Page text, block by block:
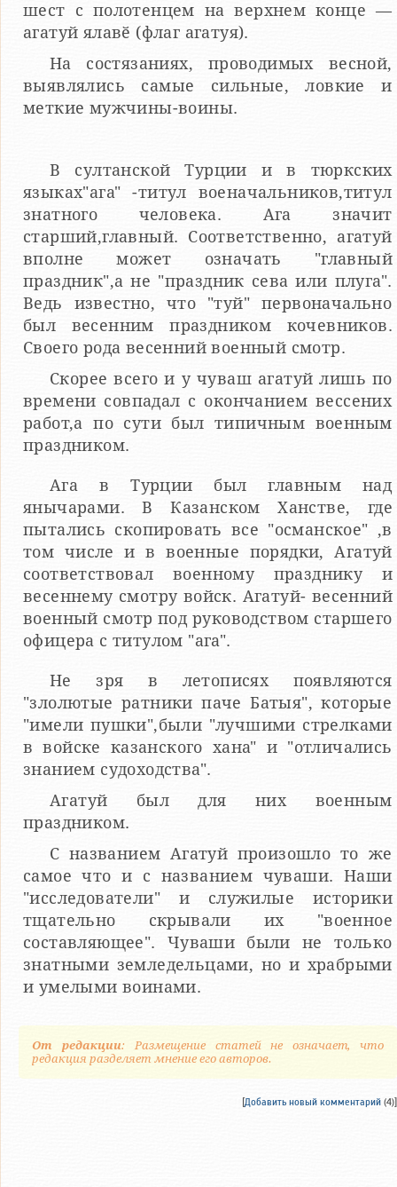
шест с полотенцем на верхнем конце —
агатуй ялавӗ (флаг агатуя).
На состязаниях, проводимых весной,
выявлялись самые сильные, ловкие и
меткие мужчины-воины.
В султанской Турции и в тюркских
языках"ага" -титул военачальников,титул
знатного человека. Ага значит
старший,главный. Соответственно, агатуй
вполне может означать "главный
праздник",а не "праздник сева или плуга".
Ведь известно, что "туй" первоначально
был весенним праздником кочевников.
Своего рода весенний военный смотр.
Скорее всего и у чуваш агатуй лишь по
времени совпадал с окончанием вессених
работ,а по сути был типичным военным
праздником.
Ага в Турции был главным над
янычарами. В Казанском Ханстве, где
пытались скопировать все "османское" ,в
том числе и в военные порядки, Агатуй
соответствовал военному празднику и
весеннему смотру войск. Агатуй- весенний
военный смотр под руководством старшего
офицера с титулом "ага".
Не зря в летописях появляются
"злолютые ратники паче Батыя", которые
"имели пушки",были "лучшими стрелками
в войске казанского хана" и "отличались
знанием судоходства".
Агатуй был для них военным
праздником.
С названием Агатуй произошло то же
самое что и с названием чуваши. Наши
"исследователи" и служилые историки
тщательно скрывали их "военное
составляющее". Чуваши были не только
знатными земледельцами, но и храбрыми
и умелыми воинами.
От редакции: Размещение статей не означает, что
редакция разделяет мнение его авторов.
[Добавить новый комментарий (4)]